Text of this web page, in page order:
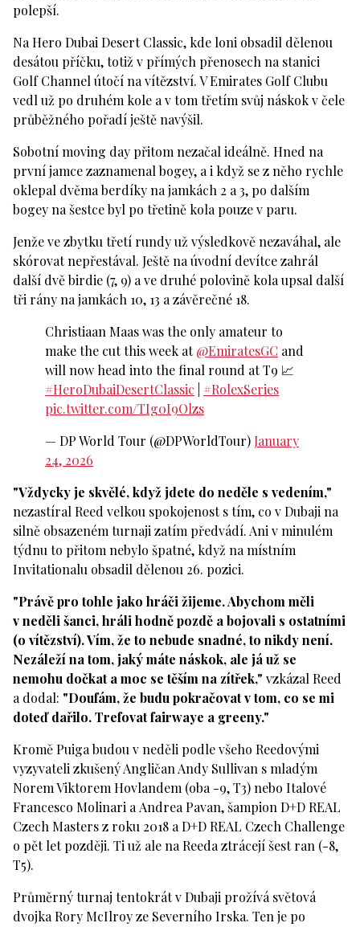
polepší.
Na Hero Dubai Desert Classic, kde loni obsadil dělenou
desátou příčku, totiž v přímých přenosech na stanici
Golf Channel útočí na vítězství. V Emirates Golf Clubu
vedl už po druhém kole a v tom třetím svůj náskok v čele
průběžného pořadí ještě navýšil.
Sobotní moving day přitom nezačal ideálně. Hned na
první jamce zaznamenal bogey, a i když se z něho rychle
oklepal dvěma berdíky na jamkách 2 a 3, po dalším
bogey na šestce byl po třetině kola pouze v paru.
Jenže ve zbytku třetí rundy už výsledkově nezaváhal, ale
skórovat nepřestával. Ještě na úvodní devítce zahrál
další dvě birdie (7, 9) a ve druhé polovině kola upsal další
tři rány na jamkách 10, 13 a závěrečné 18.
Christiaan Maas was the only amateur to
make the cut this week at@EmiratesGC and
will now head into the final round at T9 📈
#HeroDubaiDesertClassic
#RolexSeries
pic.twitter.com/TIg0I9Olzs
— DP World Tour (@DPWorldTour) January
24, 2026
"Vždycky je skvělé, když jdete do neděle s vedením,"
nezastíral Reed velkou spokojenost s tím, co v Dubaji na
silně obsazeném turnaji zatím předvádí. Ani v minulém
týdnu to přitom nebylo špatné, když na místním
Invitationalu obsadil dělenou 26. pozici.
"Právě pro tohle jako hráči žijeme. Abychom měli
v neděli šanci, hráli hodně pozdě a bojovali s ostatními
(o vítězství). Vím, že to nebude snadné, to nikdy není.
Nezáleží na tom, jaký máte náskok, ale já už se
nemohu dočkat a moc se těším na zítřek," vzkázal Reed
a dodal: "Doufám, že budu pokračovat v tom, co se mi
doteď dařilo. Trefovat fairwaye a greeny."
Kromě Puiga budou v neděli podle všeho Reedovými
vyzyvateli zkušený Angličan Andy Sullivan s mladým
Norem Viktorem Hovlandem (oba -9, T3) nebo Italové
Francesco Molinari a Andrea Pavan, šampion D+D REAL
Czech Masters z roku 2018 a D+D REAL Czech Challenge
o pět let později. Ti už ale na Reeda ztrácejí šest ran (-8,
T5).
Průměrný turnaj tentokrát v Dubaji prožívá světová
dvojka Rory McIlroy ze Severního Irska. Ten je po